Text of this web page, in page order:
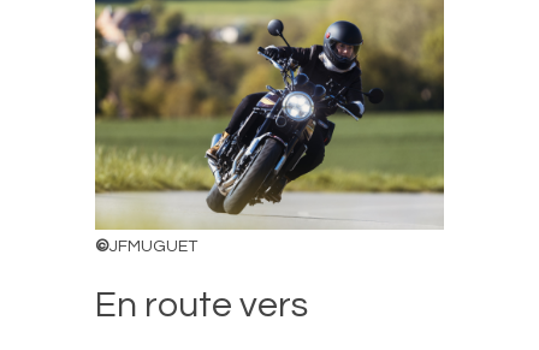
©JFMUGUET
En route vers